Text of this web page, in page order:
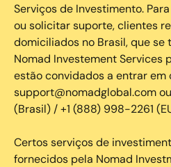
Serviços de Investimento.
ou solicitar suporte, clientes
domiciliados no Brasil, que se
Nomad Investement Services
estão convidados a entrar
support@nomadglobal.com
(Brasil) / +1 (888) 998-2261
Certos serviços de
fornecidos pela Nomad